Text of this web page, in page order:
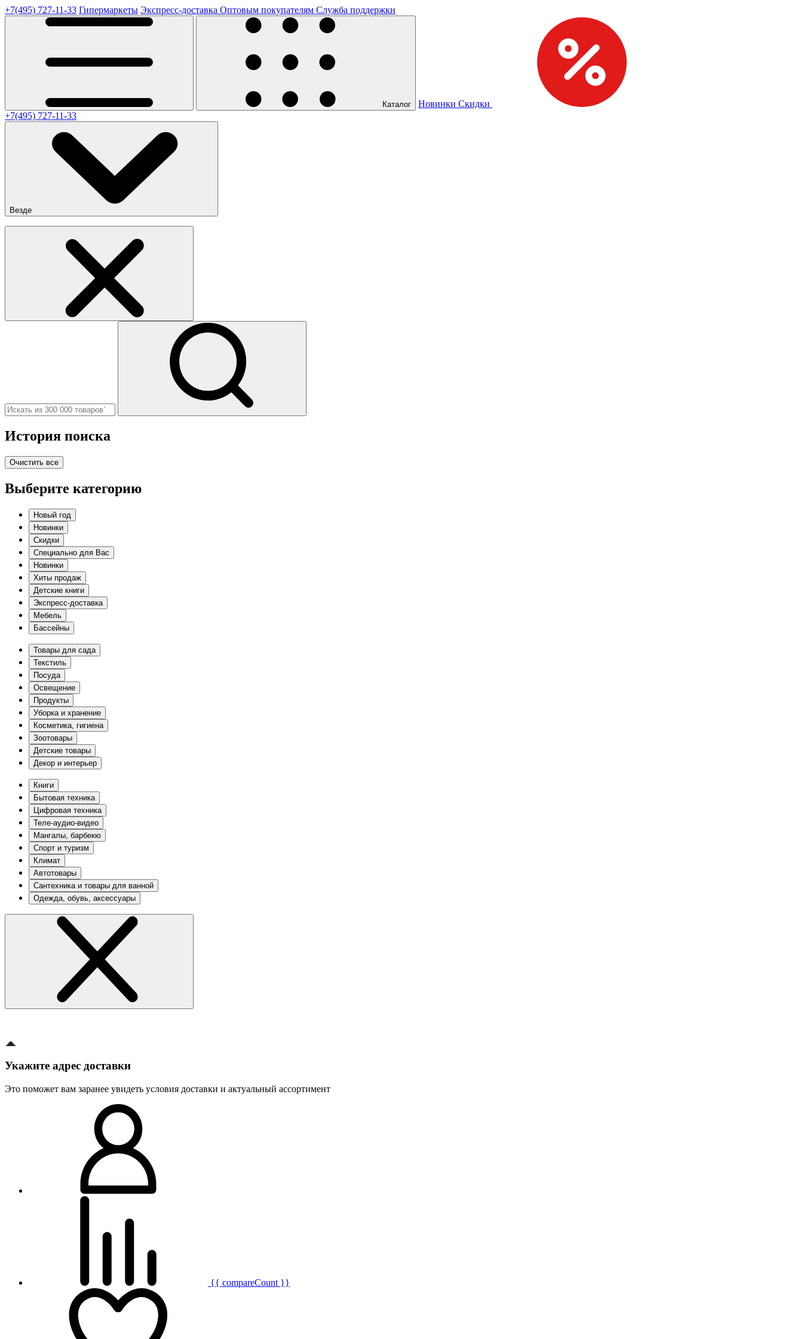
+7(495) 727-11-33 Гипермаркеты Экспресс-доставка Оптовым покупателям Служба поддержки
Каталог Новинки Скидки
+7(495) 727-11-33
Везде
История поиска
Очистить все
Выберите категорию
Новый год
Новинки
Скидки
Специально для Вас
Новинки
Хиты продаж
Детские книги
Экспресс-доставка
Мебель
Бассейны
Товары для сада
Текстиль
Посуда
Освещение
Продукты
Уборка и хранение
Косметика, гигиена
Зоотовары
Детские товары
Декор и интерьер
Книги
Бытовая техника
Цифровая техника
Теле-аудио-видео
Мангалы, барбекю
Спорт и туризм
Климат
Автотовары
Сантехника и товары для ванной
Одежда, обувь, аксессуары
Укажите адрес доставки
Это поможет вам заранее увидеть условия доставки и актуальный ассортимент
{{ compareCount }}